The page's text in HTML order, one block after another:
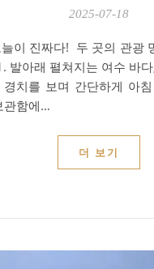
2025-07-18
발아래 펼쳐지는 여수 바
치를 보며 간단하게 아
관함에…
더 보기